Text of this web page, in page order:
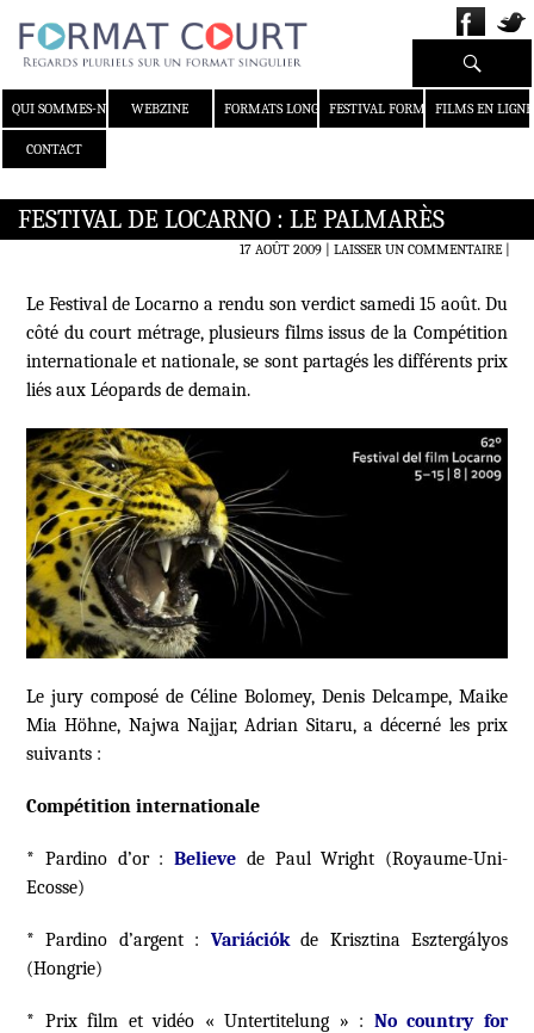
QUI SOMMES-NOUS ?WEBZINE FORMATS LONGS FESTIVAL FORMAT COURT
FILMS EN LIGNE
CONTACT
Recherche
FESTIVAL DE LOCARNO : LE PALMARÈS
17 AOÛT 2009 LAISSER UN COMMENTAIRE|
Le Festival de Locarno a rendu son verdict samedi 15 août. Du
côté du court métrage, plusieurs films issus de la Compétition
internationale et nationale, se sont partagés les différents prix
liés aux Léopards de demain.
Le jury composé de Céline Bolomey, Denis Delcampe, Maike
Mia Höhne, Najwa Najjar, Adrian Sitaru, a décerné les prix
suivants :
Compétition internationale
* Pardino d’or : Believe de Paul Wright (Royaume-Uni-
Ecosse)
* Pardino d’argent : Variációkde Krisztina Esztergályos
(Hongrie)
* Prix film et vidéo « Untertitelung » : No country for